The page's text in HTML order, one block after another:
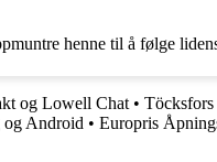
henne til å følge
og Lowell Chat •
og Android • Europris